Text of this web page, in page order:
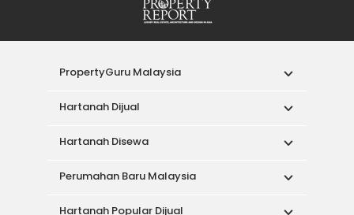
PropertyGuru Malaysia
Hartanah Dijual
Hartanah Disewa
Perumahan Baru Malaysia
Hartanah Popular Dijual